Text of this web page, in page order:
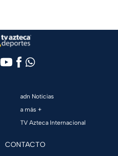
adn Noticias
a más +
TV Azteca Internacional
CONTACTO